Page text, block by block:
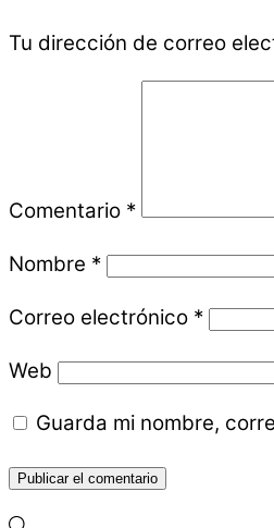
Tu dirección de correo
Comentario *
Nombre *
Correo electrónico *
Web
Guarda mi nombre,